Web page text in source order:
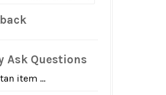
Ask Questions
item ...